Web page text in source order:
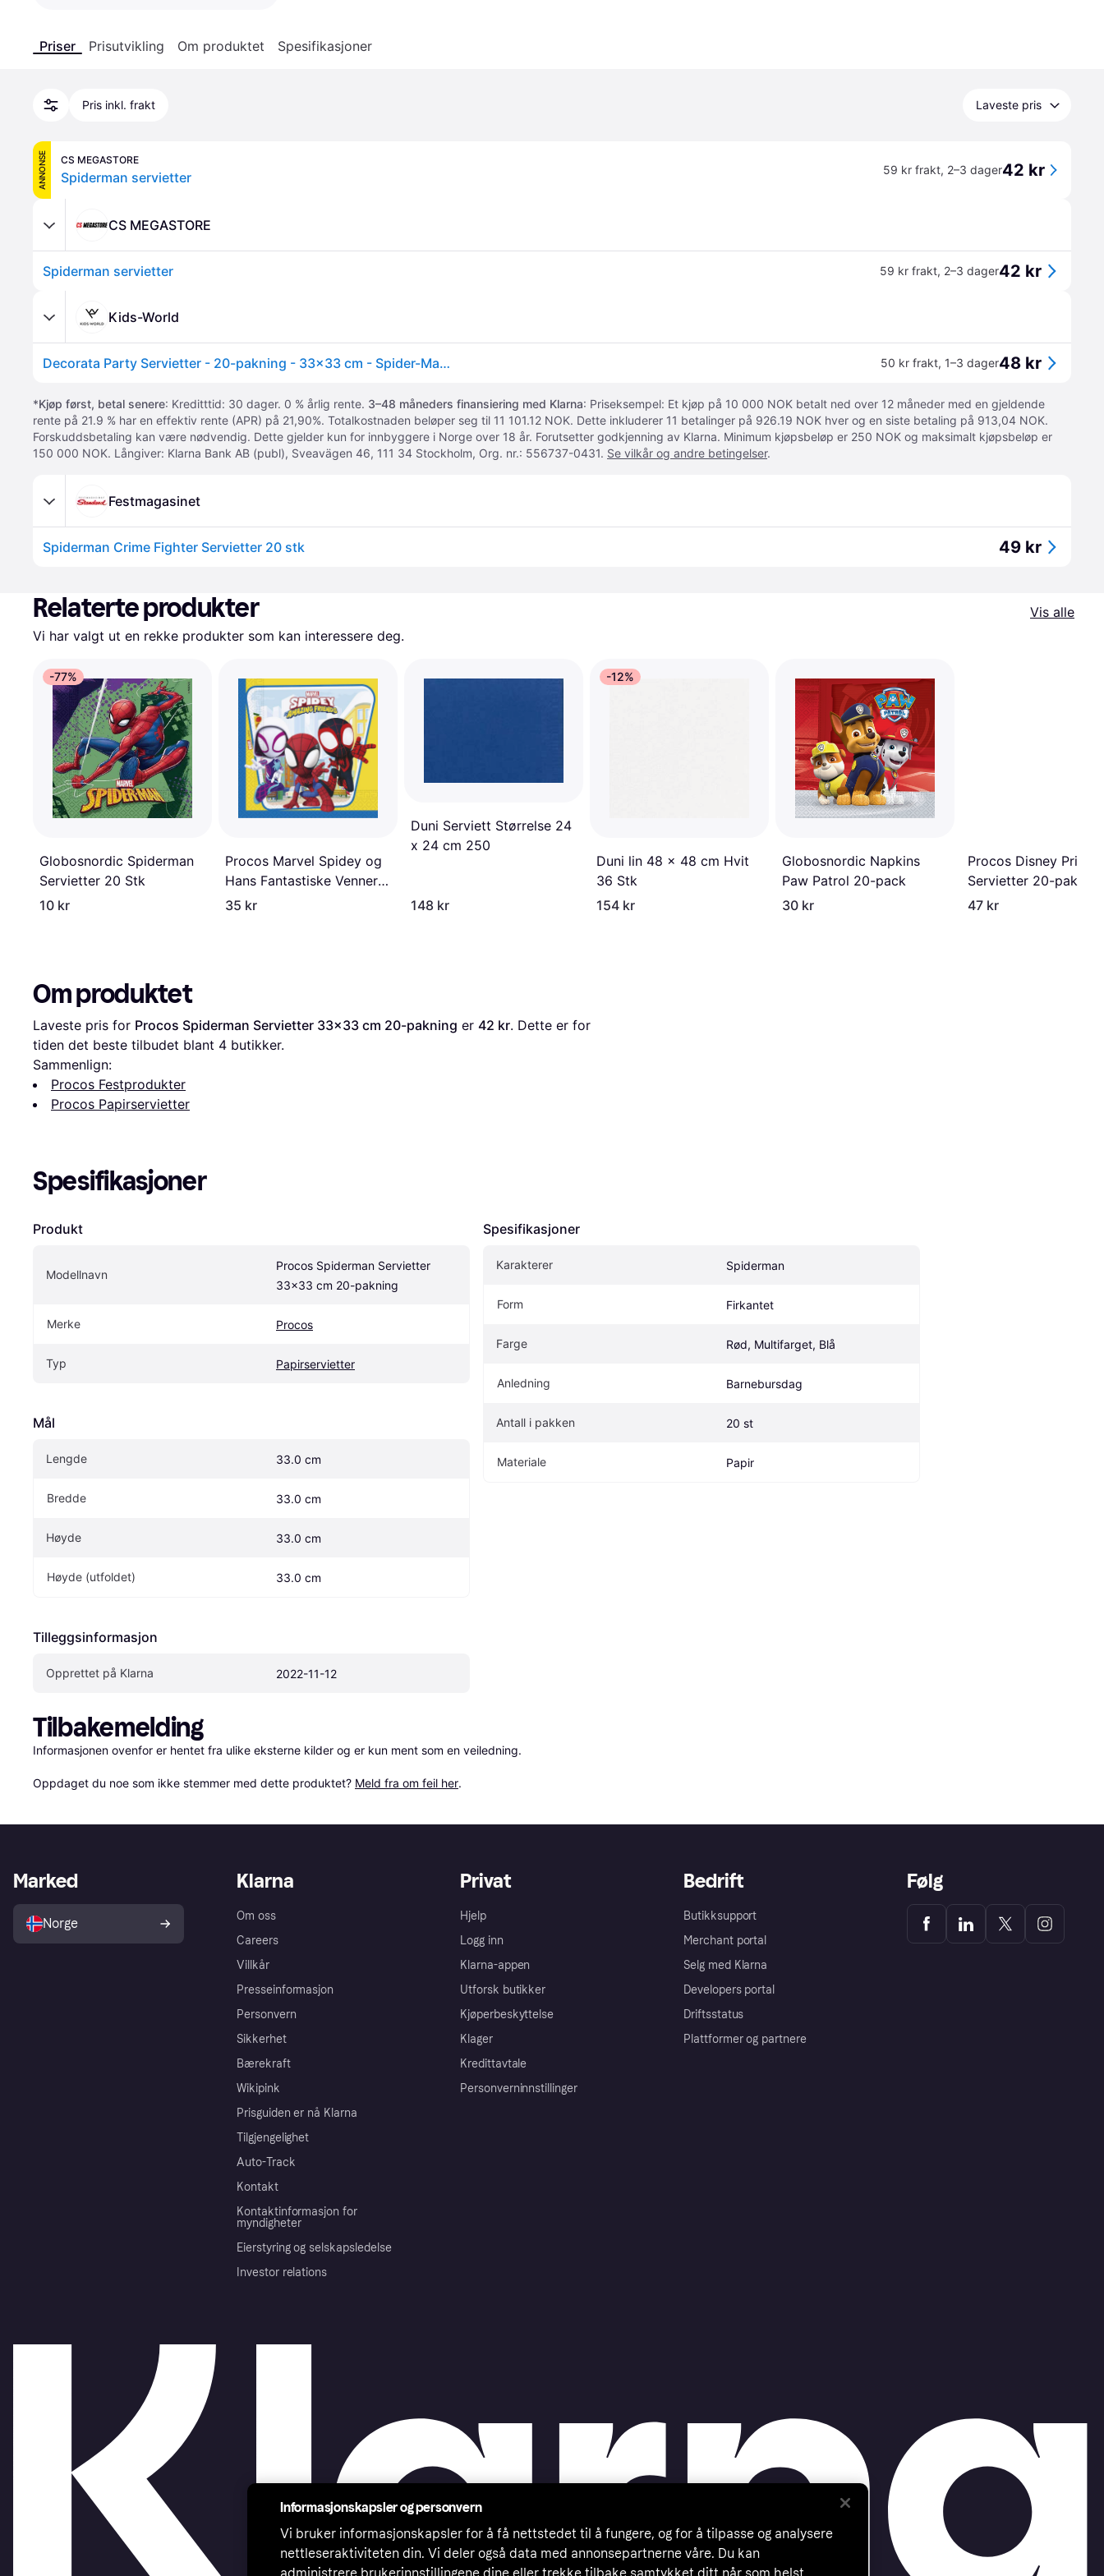
Priser Prisutvikling Om produktet Spesifikasjoner
Pris inkl. frakt Laveste pris
ANNONSE CS MEGASTORE
Spiderman servietter 59 kr frakt, 2–3 dager42 kr
CS MEGASTORE
Spiderman servietter 59 kr frakt, 2–3 dager42 kr
Kids-World
Decorata Party Servietter - 20-pakning - 33x33 cm - Spider-Man K - Decorata Party - OneSize - Tilbehør 50 kr frakt, 1–3 dager48 kr
*Kjøp først, betal senere: Kreditttid: 30 dager. 0 % årlig rente. 3–48 måneders finansiering med Klarna: Priseksempel: Et kjøp på 10 000 NOK betalt ned over 12 måneder med en gjeldende
rente på 21.9 % har en effektiv rente (APR) på 21,90%. Totalkostnaden beløper seg til 11 101.12 NOK. Dette inkluderer 11 betalinger på 926.19 NOK hver og en siste betaling på 913,04 NOK.
Forskuddsbetaling kan være nødvendig. Dette gjelder kun for innbyggere i Norge over 18 år. Forutsetter godkjenning av Klarna. Minimum kjøpsbeløp er 250 NOK og maksimalt kjøpsbeløp er
150 000 NOK. Långiver: Klarna Bank AB (publ), Sveavägen 46, 111 34 Stockholm, Org. nr.: 556737-0431. Se vilkår og andre betingelser.
Festmagasinet
Spiderman Crime Fighter Servietter 20 stk 49 kr
Relaterte produkter
Vis alle
Vi har valgt ut en rekke produkter som kan interessere deg.
-77%
Globosnordic Spiderman
Servietter 20 Stk
10 kr
Procos Marvel Spidey og
Hans Fantastiske Venner
Servietter 33x33cm 20
35 kr
Duni Serviett Størrelse 24
x 24 cm 250
148 kr
-12%
Duni lin 48 x 48 cm Hvit
36 Stk
154 kr
Globosnordic Napkins
Paw Patrol 20-pack
30 kr
Procos Disney
Servietter 20-pakning
47 kr
Om produktet
Laveste pris for Procos Spiderman Servietter 33x33 cm 20-pakning er 42 kr. Dette er for
tiden det beste tilbudet blant 4 butikker.
Sammenlign:
Procos Festprodukter
Procos Papirservietter
Spesifikasjoner
Produkt
Modellnavn
Procos Spiderman Servietter
33x33 cm 20-pakning
Merke Procos
Typ Papirservietter
Mål
Lengde 33.0 cm
Bredde 33.0 cm
Høyde 33.0 cm
Høyde (utfoldet) 33.0 cm
Tilleggsinformasjon
Opprettet på Klarna 2022-11-12
Spesifikasjoner
Karakterer Spiderman
Form Firkantet
Farge Rød, Multifarget, Blå
Anledning Barnebursdag
Antall i pakken 20 st
Materiale Papir
Tilbakemelding
Informasjonen ovenfor er hentet fra ulike eksterne kilder og er kun ment som en veiledning.
Oppdaget du noe som ikke stemmer med dette produktet? Meld fra om feil her.
Klarna
Om oss
Careers
Villkår
Presseinformasjon
Personvern
Sikkerhet
Bærekraft
Wikipink
Prisguiden er nå Klarna
Tilgjengelighet
Auto-Track
Kontakt
Kontaktinformasjon for
myndigheter
Eierstyring og selskapsledelse
Investor relations
Privat
Hjelp
Logg inn
Klarna-appen
Utforsk butikker
Kjøperbeskyttelse
Klager
Kredittavtale
Personverninnstillinger
Bedrift
Butikksupport
Merchant portal
Selg med Klarna
Developers portal
Driftsstatus
Plattformer og partnere
Marked
Norge
Følg
Informasjonskapsler og personvern
Vi bruker informasjonskapsler for å få nettstedet til å fungere, og for å tilpasse og analysere
nettleseraktiviteten din. Vi deler også data med annonsepartnerne våre. Du kan